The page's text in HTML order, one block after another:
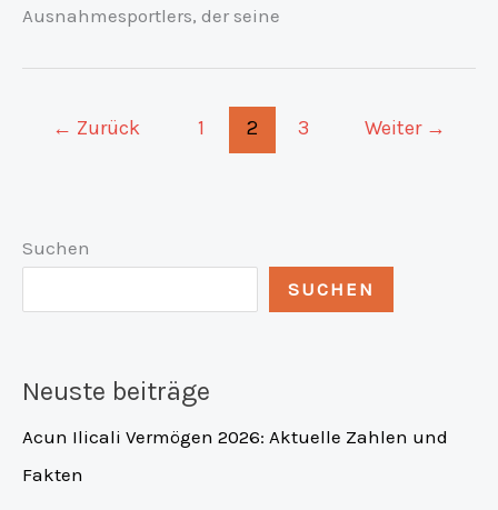
Ausnahmesportlers, der seine
← Zurück 1 2 3 Weiter →
Suchen
SUCHEN
Neuste beiträge
Acun Ilicali Vermögen 2026: Aktuelle Zahlen und
Fakten